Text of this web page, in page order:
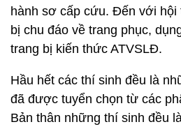
hành sơ cấp cứu. Đến với hội
bị chu đáo về trang phục,
trang bị kiến thức ATVSLĐ.
Hầu hết các thí sinh đều là
đã được tuyển chọn từ các
Bản thân những thí sinh đều